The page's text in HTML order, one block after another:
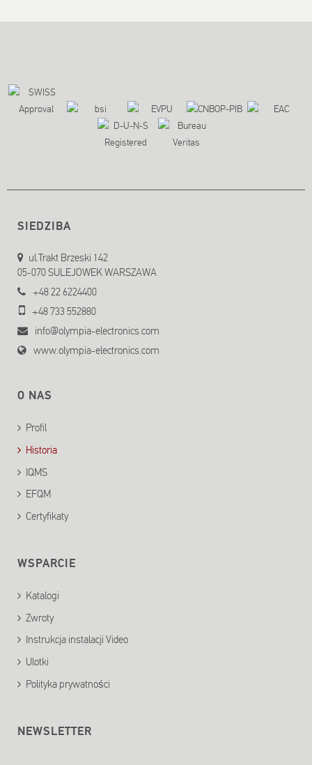
SIEDZIBA
ul.Trakt Brzeski 142
05-070 SULEJOWEK WARSZAWA
+48 22 6224400
+48 733 552880
info@olympia-electronics.com
www.olympia-electronics.com
O NAS
Profil
Historia
IQMS
EFQM
Certyfikaty
WSPARCIE
Katalogi
Zwroty
Instrukcja instalacji Video
Ulotki
Polityka prywatności
NEWSLETTER